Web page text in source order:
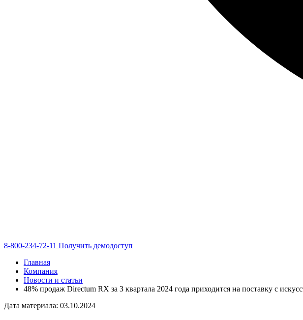
8-800-234-72-11 Получить демодоступ
Главная
Компания
Новости и статьи
48% продаж Directum RX за 3 квартала 2024 года приходится на поставку с
Дата материала: 03.10.2024